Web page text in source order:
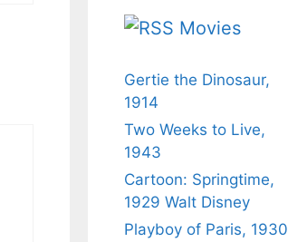
Movies
Gertie the Dinosaur,
1914
Two Weeks to Live,
1943
Cartoon: Springtime,
1929 Walt Disney
Playboy of Paris, 1930